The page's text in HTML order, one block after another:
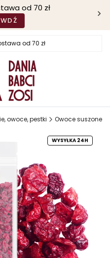
od 70 zł
od 70 zł
owoce, pestki Owoce suszone
WYSYŁKA 24H